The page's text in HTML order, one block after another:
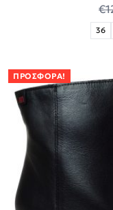
€
36
ΠΡΟΣΦΟΡΆ!